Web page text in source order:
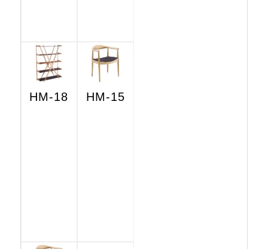
HM-18 HM-15